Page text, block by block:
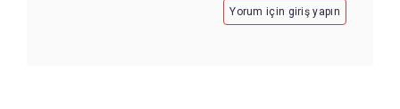
Yorum için giriş yapın